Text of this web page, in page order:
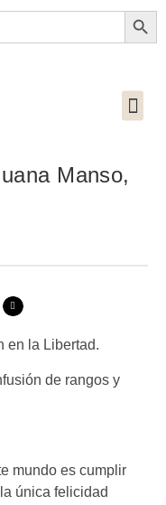
Manso,
en la Libertad.
de rangos y
mundo es cumplir
única felicidad